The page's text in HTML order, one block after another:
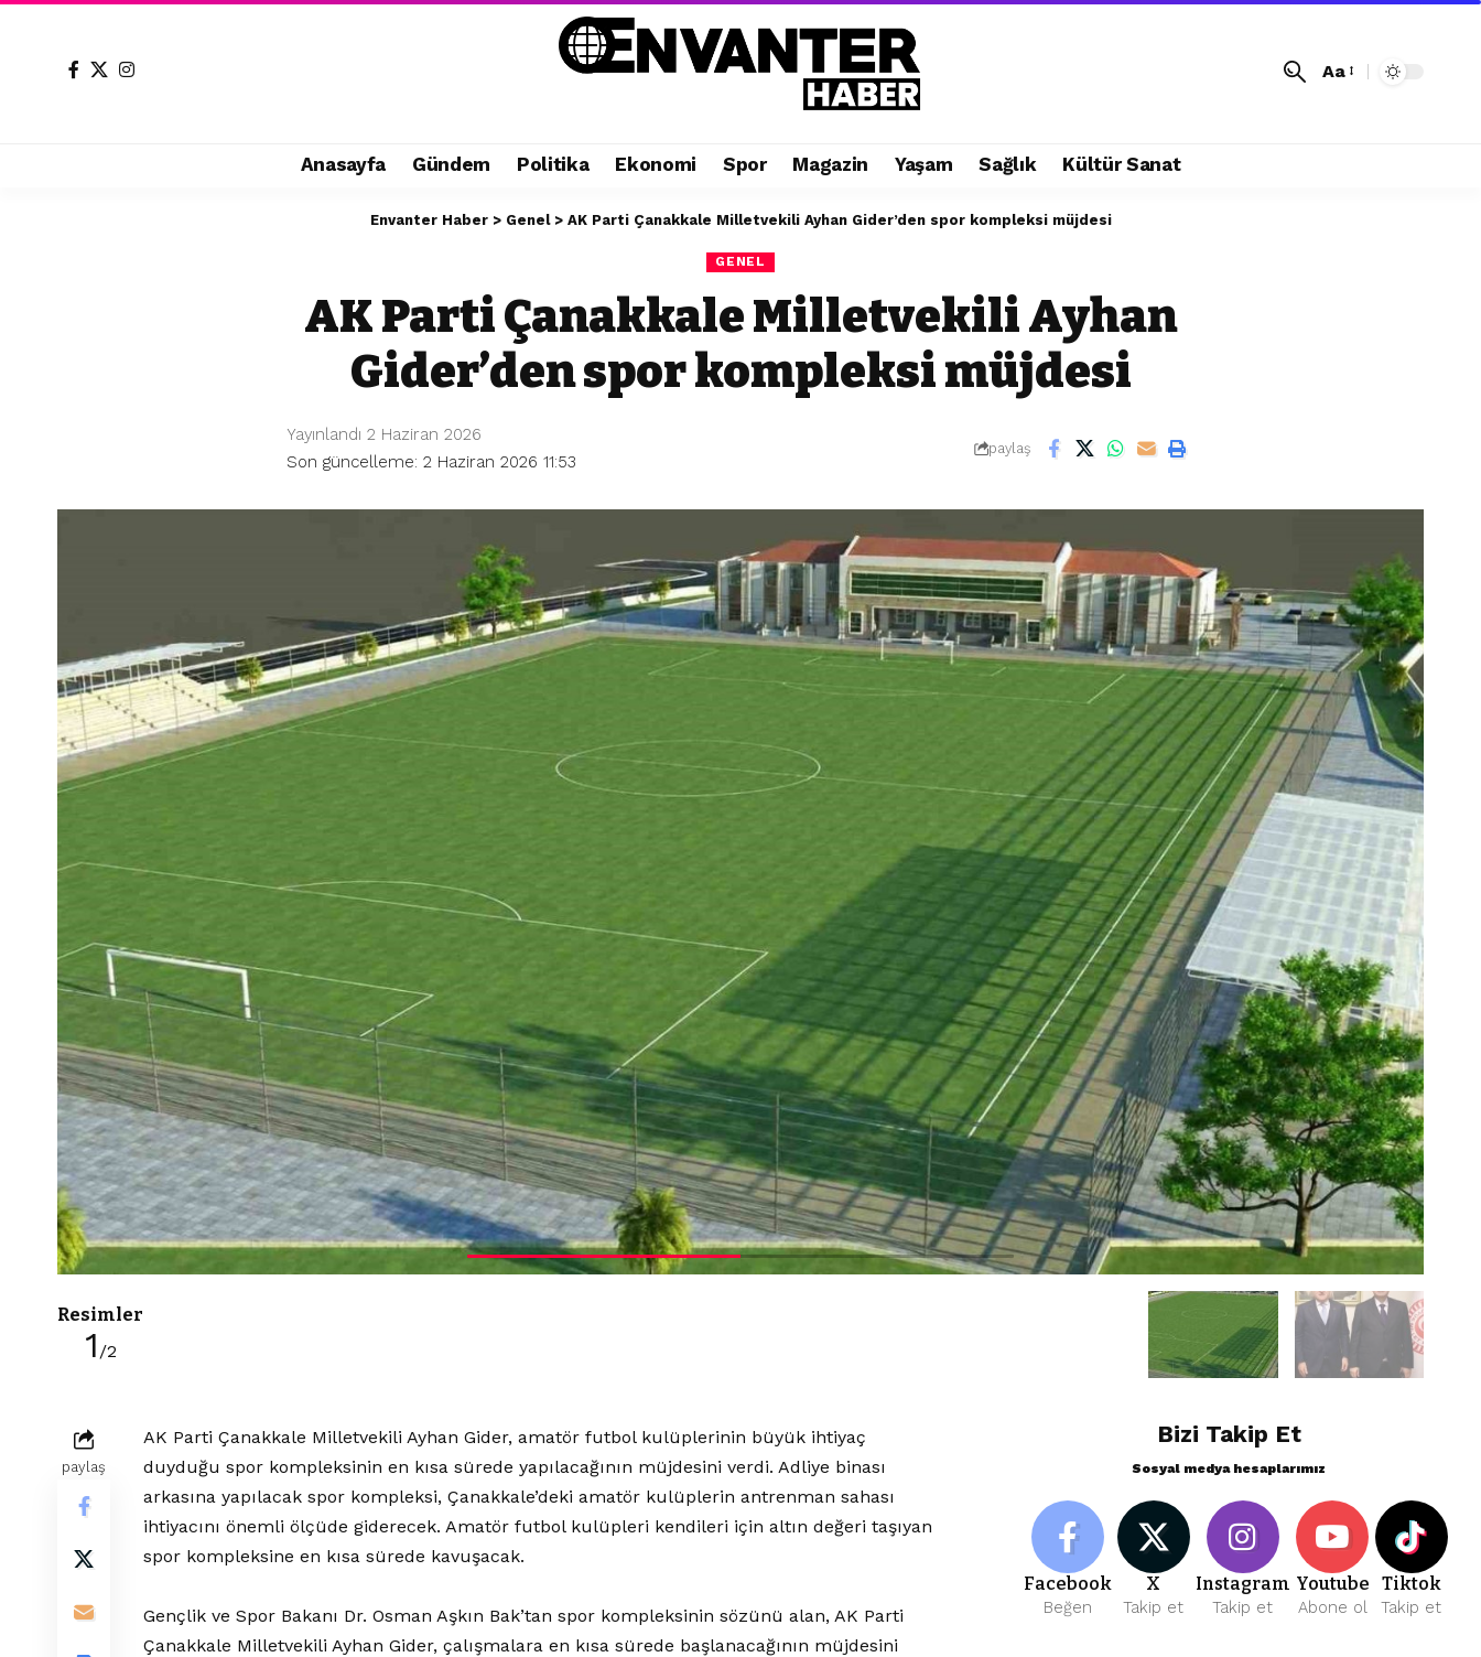
Aa
Anasayfa Gündem Politika Ekonomi Spor Magazin Yaşam Sağlık Kültür Sanat
Envanter Haber> Genel> AK Parti Çanakkale Milletvekili Ayhan Gider’den spor kompleksi müjdesi
GENEL
AK Parti Çanakkale Milletvekili Ayhan
Gider’den spor kompleksi müjdesi
Son güncelleme: 2 Haziran 2026 11:53
Yayınlandı 2 Haziran 2026
paylaş
Resimler
1 /2
paylaş
AK Parti Çanakkale Milletvekili Ayhan Gider, amatör futbol kulüplerinin büyük ihtiyaç
duyduğu spor kompleksinin en kısa sürede yapılacağının müjdesini verdi. Adliye binası
arkasına yapılacak spor kompleksi, Çanakkale’deki amatör kulüplerin antrenman sahası
ihtiyacını önemli ölçüde giderecek. Amatör futbol kulüpleri kendileri için altın değeri taşıyan
spor kompleksine en kısa sürede kavuşacak.
Gençlik ve Spor Bakanı Dr. Osman Aşkın Bak’tan spor kompleksinin sözünü alan, AK Parti
Çanakkale Milletvekili Ayhan Gider, çalışmalara en kısa sürede başlanacağının müjdesini
Bizi Takip Et
Sosyal medya hesaplarımız
Facebook
Beğen
X
Takip et
Instagram
Takip et
Youtube
Abone ol
Tiktok
Takip et